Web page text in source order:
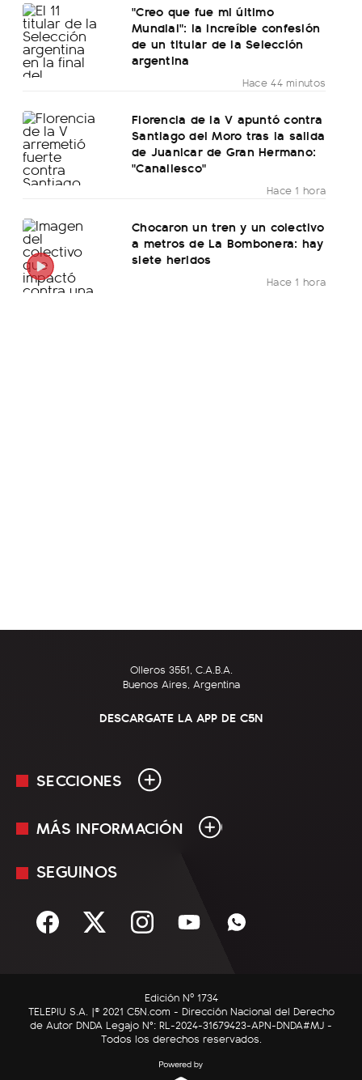
"Creo que fue mi último
Mundial": la increíble confesión
de un titular de la Selección
argentina
Hace 44 minutos
Florencia de la V apuntó contra
Santiago del Moro tras la salida
de Juanicar de Gran Hermano:
"Canallesco"
Hace 1 hora
Chocaron un tren y un colectivo
a metros de La Bombonera: hay
siete heridos
Hace 1 hora
Olleros 3551, C.A.B.A.
Buenos Aires, Argentina
DESCARGATE LA APP DE C5N
SECCIONES
En Vivo
Sociedad
C5N Autos
RatingCero
MÁS INFORMACIÓN
Mediakit
Términos y condiciones
SEGUINOS
Edición Nº 1734
TELEPIU S.A. |© 2021 C5N.com - Dirección Nacional del Derecho
de Autor DNDA Legajo N°: RL-2024-31679423-APN-DNDA#MJ -
Todos los derechos reservados.